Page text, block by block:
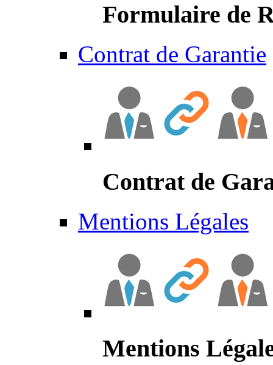
Formulaire de
Contrat de Garantie
Contrat de
Mentions Légales
Mentions